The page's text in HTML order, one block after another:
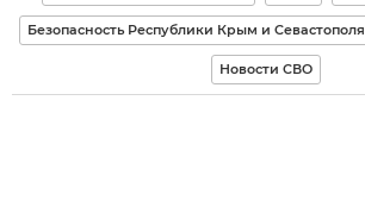
Безопасность Республики Крым и Севастополя
Новости СВО